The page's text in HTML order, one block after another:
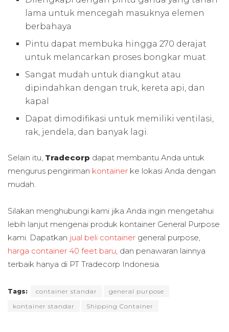
lama untuk mencegah masuknya elemen
berbahaya
Pintu dapat membuka hingga 270 derajat
untuk melancarkan proses bongkar muat
Sangat mudah untuk diangkut atau
dipindahkan dengan truk, kereta api, dan
kapal
Dapat dimodifikasi untuk memiliki ventilasi,
rak, jendela, dan banyak lagi.
Selain itu, Tradecorp dapat membantu Anda untuk
mengurus pengiriman kontainer ke lokasi Anda dengan
mudah.
Silakan menghubungi kami jika Anda ingin mengetahui
lebih lanjut mengenai produk kontainer General Purpose
kami. Dapatkan jual beli container general purpose,
harga container 40 feet baru, dan penawaran lainnya
terbaik hanya di PT Tradecorp Indonesia.
Tags: container standar
general purpose
kontainer standar
Shipping Container